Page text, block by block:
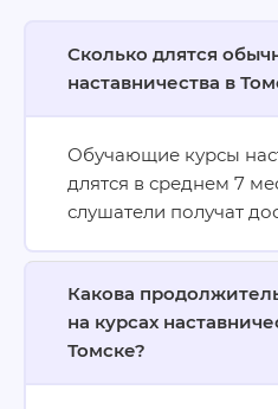
Сколько длятся
наставничества в
Обучающие курсы
длятся в среднем 7
слушатели получат
Какова
на курсах
Томске?